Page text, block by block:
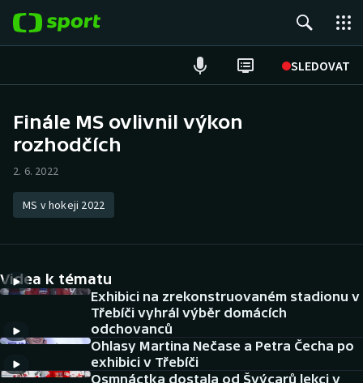
SLEDOVAT
Hokej
Atletika
DALŠÍ SPORTY
Americký fotbal
Baseball a softbal
NEPŘEHLÉDNĚTE
Soutěže
Finále MS ovlivnil výkon
rozhodčích
2. 6. 2022
MS v hokeji 2022
Videa k tématu
Exhibici na zrekonstruovaném stadionu v
Třebíči vyhrál výběr domácích
odchovanců
Ohlasy Martina Nečase a Petra Čecha po
exhibici v Třebíči
Osmnáctka dostala od Švýcarů lekci v